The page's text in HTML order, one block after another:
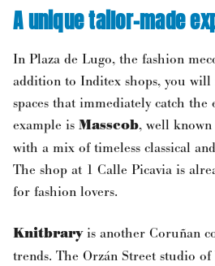
A unique tailor-made
In Plaza de Lugo, the fashion
addition to Inditex shops, you
spaces that immediately catch the
example is Masscob, well
with a mix of timeless classical
The shop at 1 Calle Picavia is
for fashion lovers.
Knitbraryis another Coruñan
trends. The Orzán Street studio of